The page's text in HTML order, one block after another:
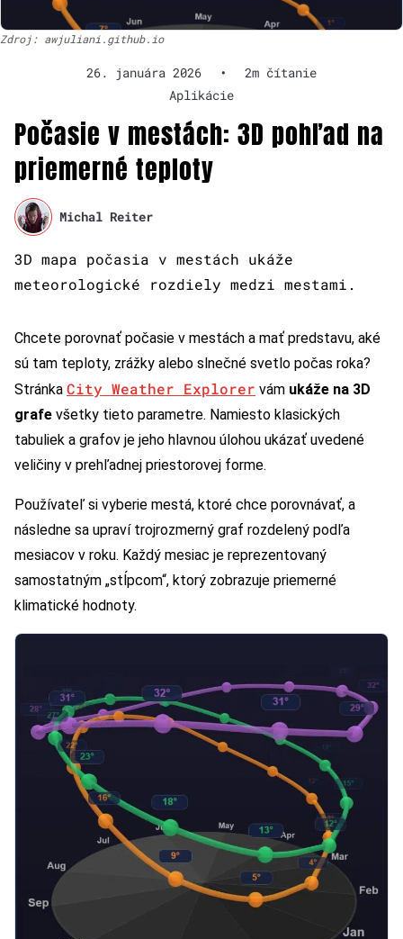
Zdroj: awjuliani.github.io
26. januára 2026 •
2m čítanie
Aplikácie
Počasie v mestách: 3D pohľad na
priemerné teploty
Michal Reiter
3D mapa počasia v mestách ukáže
meteorologické rozdiely medzi mestami.
Chcete porovnať počasie v mestách a mať predstavu, aké
sú tam teploty, zrážky alebo slnečné svetlo počas roka?
Stránka City Weather Explorer vám ukáže na 3D
grafe všetky tieto parametre. Namiesto klasických
tabuliek a grafov je jeho hlavnou úlohou ukázať uvedené
veličiny v prehľadnej priestorovej forme.
Používateľ si vyberie mestá, ktoré chce porovnávať, a
následne sa upraví trojrozmerný graf rozdelený podľa
mesiacov v roku. Každý mesiac je reprezentovaný
samostatným „stĺpcom“, ktorý zobrazuje priemerné
klimatické hodnoty.